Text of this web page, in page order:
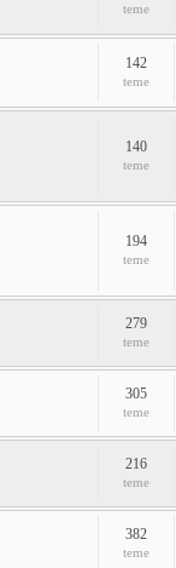
teme
142
teme
140
teme
194
teme
279
teme
305
teme
216
teme
382
teme